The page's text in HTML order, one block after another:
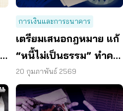
การเงินและการธนาคาร
เตรียมเสนอกฎหมาย แก้
“หนี้ไม่เป็นธรรม” ทำคน
ไทยติดกับดัก
20 กุมภาพันธ์ 2569